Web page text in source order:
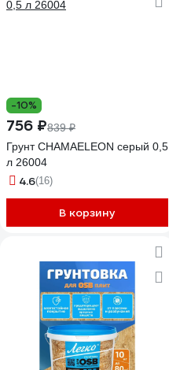
-10%
756 ₽839 ₽
Грунт CHAMAELEON серый 0,5
л 26004
4.6(16)
В корзину